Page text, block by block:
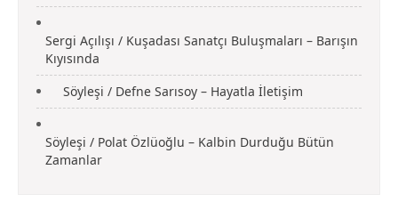
Sergi Açılışı / Kuşadası Sanatçı Buluşmaları – Barışın
Kıyısında
Söyleşi / Defne Sarısoy – Hayatla İletişim
Söyleşi / Polat Özlüoğlu – Kalbin Durduğu Bütün
Zamanlar